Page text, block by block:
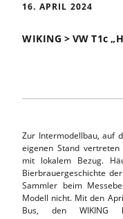
16. APRIL 2024
WIKING > VW T1c
Zur Intermodellbau, auf
eigenen Stand
mit lokalem Bezug.
Bierbrauergeschichte
Sammler beim
Modell nicht. Mit den
Bus, den WIKING